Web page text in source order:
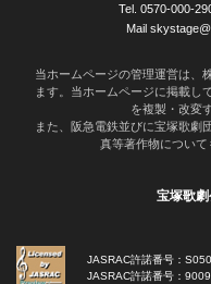
Tel. 0570-000-
Mail
当ホームページの管理運営は、
ます。当ホームページに掲載し
を複製・改変
また、阪急電鉄並びに宝塚歌劇
真等著作物について
宝塚歌
JASRAC許諾番号：
JASRAC許諾番号：